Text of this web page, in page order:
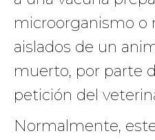
microorganismo o
aislados de un
muerto, por parte
petición del
Normalmente,